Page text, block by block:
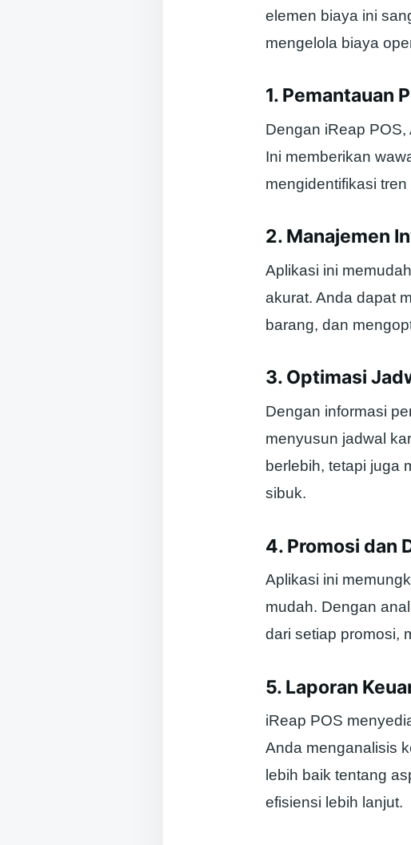
elemen biaya ini
mengelola biaya
1. Pemantauan
Dengan iReap
Ini memberikan
mengidentifikasi
2. Manajemen
Aplikasi ini
akurat. Anda dapat
barang, dan
3. Optimasi
Dengan informasi
menyusun jadwal
berlebih, tetapi juga
sibuk.
4. Promosi dan
Aplikasi ini
mudah. Dengan
dari setiap promosi,
5. Laporan
iReap POS
Anda menganalisis
lebih baik tentang
efisiensi lebih lanjut.